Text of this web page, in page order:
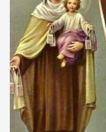
protección